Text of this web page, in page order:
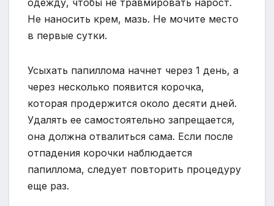
Не наносить крем, мазь. Не мочите место
в первые сутки.
Усыхать папиллома начнет через 1 день, а
через несколько появится корочка,
которая продержится около десяти дней.
Удалять ее самостоятельно запрещается,
она должна отвалиться сама. Если после
отпадения корочки наблюдается
папиллома, следует повторить процедуру
еще раз.